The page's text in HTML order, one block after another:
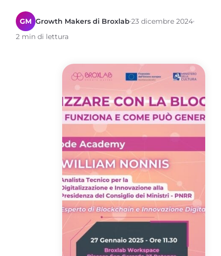
GM Growth Makers di Broxlab 23 dicembre 2024
2 min di lettura